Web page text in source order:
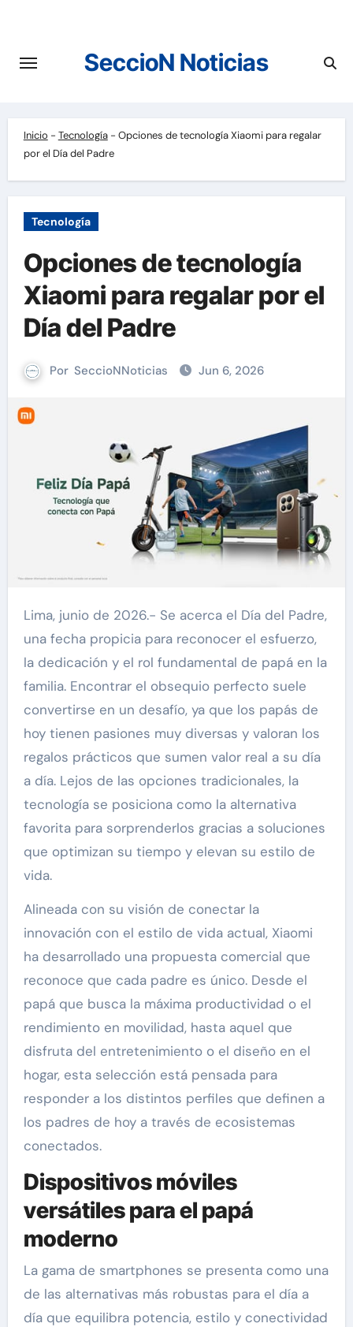
contenido
SeccioN Noticias
Inicio - Tecnología- Opciones de tecnología Xiaomi para regalar
por el Día del Padre
Tecnología
Opciones de tecnología
Xiaomi para regalar por el
Día del Padre
Por SeccioNNoticias Jun 6, 2026
Lima, junio de 2026.- Se acerca el Día del Padre,
una fecha propicia para reconocer el esfuerzo,
la dedicación y el rol fundamental de papá en la
familia. Encontrar el obsequio perfecto suele
convertirse en un desafío, ya que los papás de
hoy tienen pasiones muy diversas y valoran los
regalos prácticos que sumen valor real a su día
a día. Lejos de las opciones tradicionales, la
tecnología se posiciona como la alternativa
favorita para sorprenderlos gracias a soluciones
que optimizan su tiempo y elevan su estilo de
vida.
Alineada con su visión de conectar la
innovación con el estilo de vida actual, Xiaomi
ha desarrollado una propuesta comercial que
reconoce que cada padre es único. Desde el
papá que busca la máxima productividad o el
rendimiento en movilidad, hasta aquel que
disfruta del entretenimiento o el diseño en el
hogar, esta selección está pensada para
responder a los distintos perfiles que definen a
los padres de hoy a través de ecosistemas
conectados.
Dispositivos móviles
versátiles para el papá
moderno
La gama de smartphones se presenta como una
de las alternativas más robustas para el día a
día que equilibra potencia, estilo y conectividad